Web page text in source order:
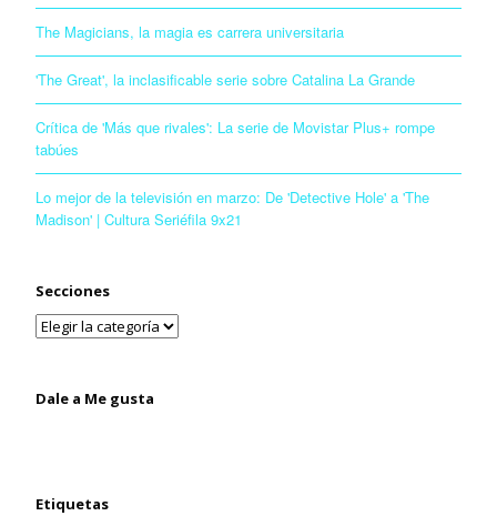
The Magicians, la magia es carrera universitaria
'The Great', la inclasificable serie sobre Catalina La Grande
Crítica de 'Más que rivales': La serie de Movistar Plus+ rompe
tabúes
Lo mejor de la televisión en marzo: De 'Detective Hole' a 'The
Madison' | Cultura Seriéfila 9x21
Secciones
Dale a Me gusta
Etiquetas